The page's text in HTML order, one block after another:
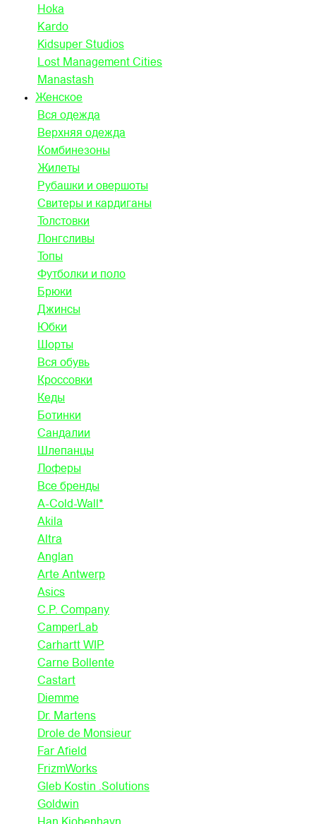
Hoka
Kardo
Kidsuper Studios
Lost Management Cities
Manastash
Женское
Вся одежда
Верхняя одежда
Комбинезоны
Жилеты
Рубашки и овершоты
Свитеры и кардиганы
Толстовки
Лонгсливы
Топы
Футболки и поло
Брюки
Джинсы
Юбки
Шорты
Вся обувь
Кроссовки
Кеды
Ботинки
Сандалии
Шлепанцы
Лоферы
Все бренды
A-Cold-Wall*
Akila
Altra
Anglan
Arte Antwerp
Asics
C.P. Company
CamperLab
Carhartt WIP
Carne Bollente
Castart
Diemme
Dr. Martens
Drole de Monsieur
Far Afield
FrizmWorks
Gleb Kostin .Solutions
Goldwin